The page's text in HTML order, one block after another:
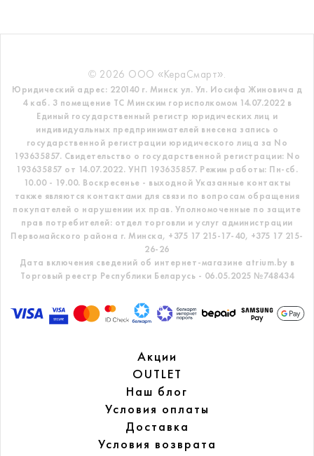
© 2026 ООО «КераСмарт».
Юридический адрес: 220140 г. Минск ул. Ул. Иосифа Жиновича д
4 каб. 3 помещение ТС Минским горисполкомом 14.07.2022 в
Единый государственный регистр юридических лиц и
индивидуальных предпринимателей внесена запись о
государственной регистрации юридического лица за No
193635857. Свидетельство о государственной регистрации: No
193635857 от 14.07.2022. УНП 193635857. Режим работы: Пн-сб.
10.00 - 19.00. Воскресенье - выходной Указанные контакты
также являются контактами для связи по вопросам обращения
покупателей о нарушении их прав. Уполномоченные по защите
прав потребителей: отдел торговли и услуг администрации
Первомайского района г. Минска, +375 17 215-17-40, +375 17 215-
26-26
Дата включения сведений об интернет-магазине atrium.by в
Торговый реестр Республики Беларусь - 06.05.2025 №748434
Акции
OUTLET
Наш блог
Условия оплаты
Доставка
Условия возврата